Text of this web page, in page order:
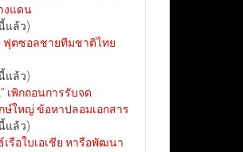
งแดน
แล้ว)
ฟุตซอลชายทีมชาติไทย
แล้ว)
เพิกถอนการรับจด
ใหญ่ ข้อหาปลอมเอกสาร
แล้ว)
รือใบเอเชีย หารือพัฒนา